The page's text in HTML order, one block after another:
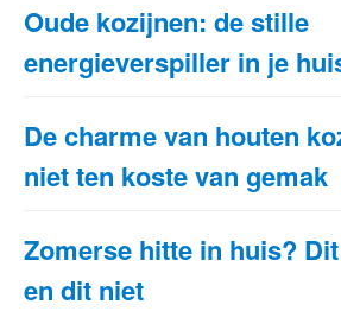
Oude kozijnen: de stille
energieverspiller in je
De charme van houten
niet ten koste van gemak
Zomerse hitte in huis?
en dit niet